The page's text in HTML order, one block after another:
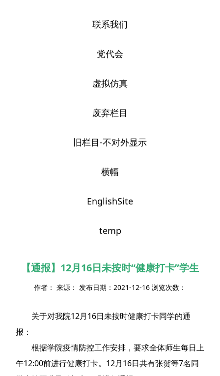
联系我们
党代会
虚拟仿真
废弃栏目
旧栏目-不对外显示
横幅
EnglishSite
temp
【通报】12月16日未按时“健康打卡”学生
作者： 来源： 发布日期：2021-12-16 浏览次数：
关于对我院12月16日未按时健康打卡同学的通
报：
根据学院疫情防控工作安排，要求全体师生每日上
午12:00前进行健康打卡。12月16日共有张贺等7名同